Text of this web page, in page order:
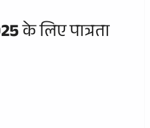
के लिए पात्रता